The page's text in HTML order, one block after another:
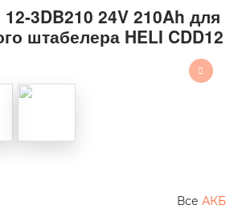
3DB210 24V 210Ah для
штабелера HELI CDD12
Все АКБ